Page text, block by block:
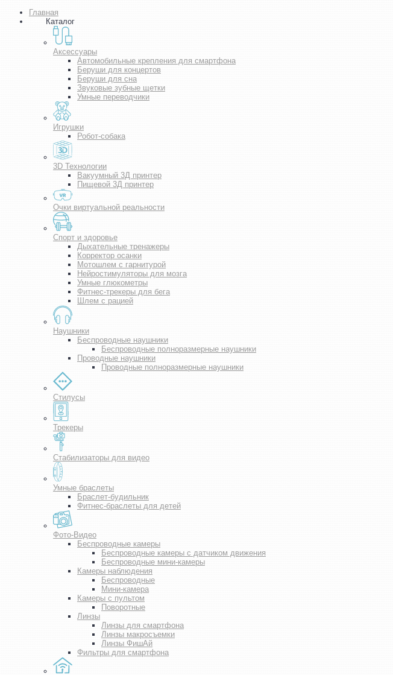
Главная
Каталог
Аксессуары
Автомобильные крепления для смартфона
Беруши для концертов
Беруши для сна
Звуковые зубные щетки
Умные переводчики
Игрушки
Робот-собака
3D Технологии
Вакуумный 3Д принтер
Пищевой 3Д принтер
Очки виртуальной реальности
Спорт и здоровье
Дыхательные тренажеры
Корректор осанки
Мотошлем с гарнитурой
Нейростимуляторы для мозга
Умные глюкометры
Фитнес-трекеры для бега
Шлем с рацией
Наушники
Беспроводные наушники
Беспроводные полноразмерные наушники
Проводные наушники
Проводные полноразмерные наушники
Стилусы
Трекеры
Стабилизаторы для видео
Умные браслеты
Браслет-будильник
Фитнес-браслеты для детей
Фото-Видео
Беспроводные камеры
Беспроводные камеры с датчиком движения
Беспроводные мини-камеры
Камеры наблюдения
Беспроводные
Мини-камера
Камеры с пультом
Поворотные
Линзы
Линзы для смартфона
Линзы макросъемки
Линзы ФишАй
Фильтры для смартфона